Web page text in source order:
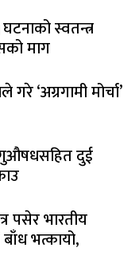
स्वतन्त्र
माग
‘अग्रगामी मोर्चा’
दुई
पसेर भारतीय
भत्कायो,